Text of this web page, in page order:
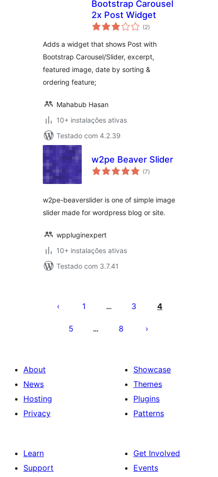
Bootstrap Carousel
2x Post Widget
(2avaliações
totais
)
Adds a widget that shows Post with
Bootstrap Carousel/Slider, excerpt,
featured image, date by sorting &
ordering feature;
Mahabub Hasan
10+ instalações ativas
Testado com 4.2.39
w2pe Beaver Slider
(7avaliações
totais
)
w2pe-beaverslider is one of simple image
slider made for wordpress blog or site.
wppluginexpert
10+ instalações ativas
Testado com 3.7.41
pagination
1 … 3 4
5 … 8
About
News
Hosting
Privacy
Showcase
Themes
Plugins
Patterns
Learn
Support
Get Involved
Events